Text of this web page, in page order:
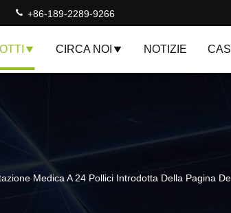
+86-189-2289-9266
CIRCA NOI NOTIZIE CASI
Medica A 24 Pollici Introdotta Della Pagina